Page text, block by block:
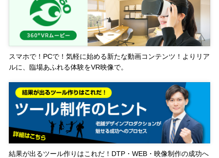
スマホで！PCで！気軽に始める新たな動画コンテンツ！よりリア
ルに、臨場あふれる体験をVR映像で。
結果が出るツール作りはこれだ！DTP・WEB・映像制作の成功へ